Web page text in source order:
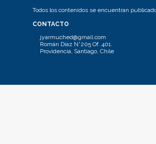
Todos los contenidos se encuentran
CONTACTO
jyarmuched@gmail.com
Román Díaz N°205 Of. 401.
Providencia, Santiago, Chile